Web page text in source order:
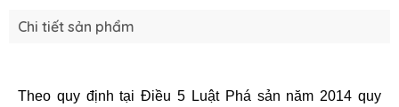
Chi tiết sản phẩm
Theo quy định tại Điều 5 Luật Phá sản năm 2014 quy